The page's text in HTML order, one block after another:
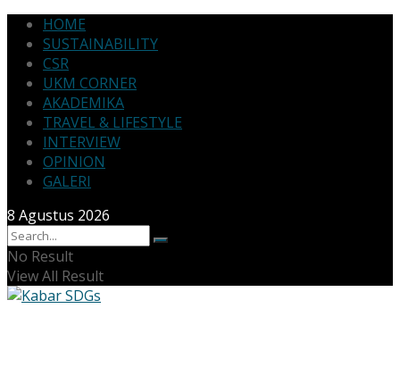
HOME
SUSTAINABILITY
CSR
UKM CORNER
AKADEMIKA
TRAVEL & LIFESTYLE
INTERVIEW
OPINION
GALERI
8 Agustus 2026
No Result
View All Result